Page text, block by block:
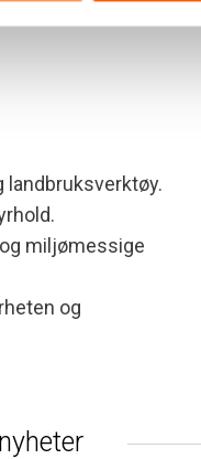
landbruksverktøy.
miljømessige
og